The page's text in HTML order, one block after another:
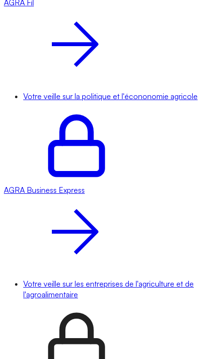
AGRA Fil
Votre veille sur la politique et l'écononomie agricole
AGRA Business Express
Votre veille sur les entreprises de l'agriculture et de
l'agroalimentaire